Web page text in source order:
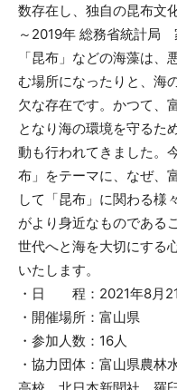
数存在し、独自の昆布文
～2019年 総務省統計局
「昆布」などの海藻は
む場所になったりと、海
欠な存在です。かつて、
となり海の環境を守るた
動も行われてきました。
布」をテーマに、なぜ、
して「昆布」に関わる様
がより身近なものである
世代へと海を大切にする
いたします。
・日 程：2021年8月21
・開催場所：富山県
・参加人数：16人
・協力団体：富山県農林